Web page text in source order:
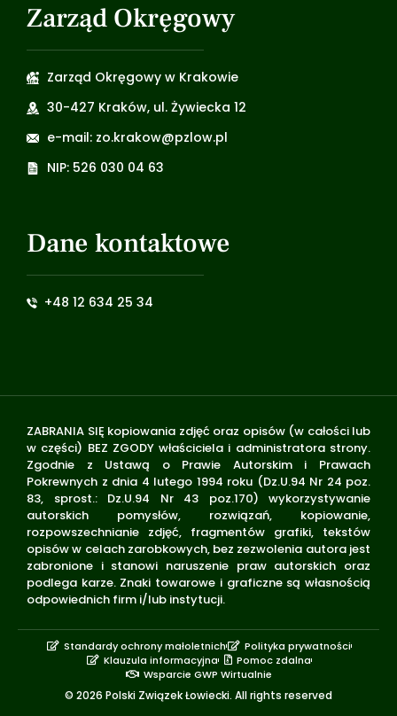
Zarząd Okręgowy
Zarząd Okręgowy w Krakowie
30-427 Kraków, ul. Żywiecka 12
e-mail: zo.krakow@pzlow.pl
NIP: 526 030 04 63
Dane kontaktowe
+48 12 634 25 34
ZABRANIA SIĘ kopiowania zdjęć oraz opisów (w całości lub
w części) BEZ ZGODY właściciela i administratora strony.
Zgodnie z Ustawą o Prawie Autorskim i Prawach
Pokrewnych z dnia 4 lutego 1994 roku (Dz.U.94 Nr 24 poz.
83, sprost.: Dz.U.94 Nr 43 poz.170) wykorzystywanie
autorskich pomysłów, rozwiązań, kopiowanie,
rozpowszechnianie zdjęć, fragmentów grafiki, tekstów
opisów w celach zarobkowych, bez zezwolenia autora jest
zabronione i stanowi naruszenie praw autorskich oraz
podlega karze. Znaki towarowe i graficzne są własnością
odpowiednich firm i/lub instytucji.
© 2026 Polski Związek Łowiecki. All rights reserved
Standardy ochrony małoletnich
Polityka prywatności
Klauzula informacyjna
Pomoc zdalna
Wsparcie GWP Wirtualnie